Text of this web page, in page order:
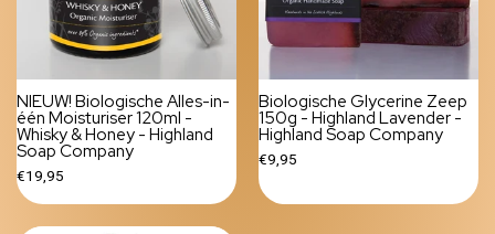
NIEUW! Biologische Alles-in-
één Moisturiser 120ml -
Whisky & Honey - Highland
Soap Company
€19,95
Biologische Glycerine Zeep
150g - Highland Lavender -
Highland Soap Company
€9,95